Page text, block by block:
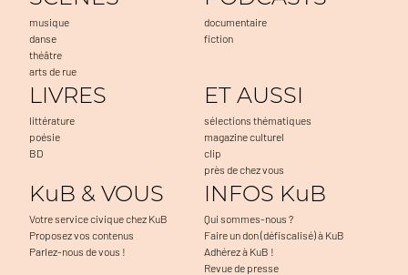
musique
danse
théâtre
arts de rue
documentaire
fiction
LIVRES
littérature
poésie
BD
ET AUSSI
sélections thématiques
magazine culturel
clip
près de chez vous
KuB & VOUS
Votre service civique chez KuB
Proposez vos contenus
Parlez-nous de vous !
INFOS KuB
Qui sommes-nous ?
Faire un don (défiscalisé) à KuB
Adhérez à KuB !
Revue de presse